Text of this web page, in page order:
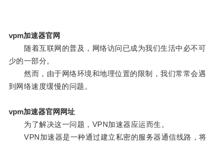
vpm加速器官网
随着互联网的普及，网络访问已成为我们生活中必不可
少的一部分。
然而，由于网络环境和地理位置的限制，我们常常会遇
到网络速度缓慢的问题。
vpm加速器官网网址
为了解决这一问题，VPN加速器应运而生。
VPN加速器是一种通过建立私密的服务器通信线路，将